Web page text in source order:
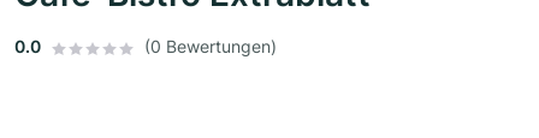
0.0 (0 Bewertungen)